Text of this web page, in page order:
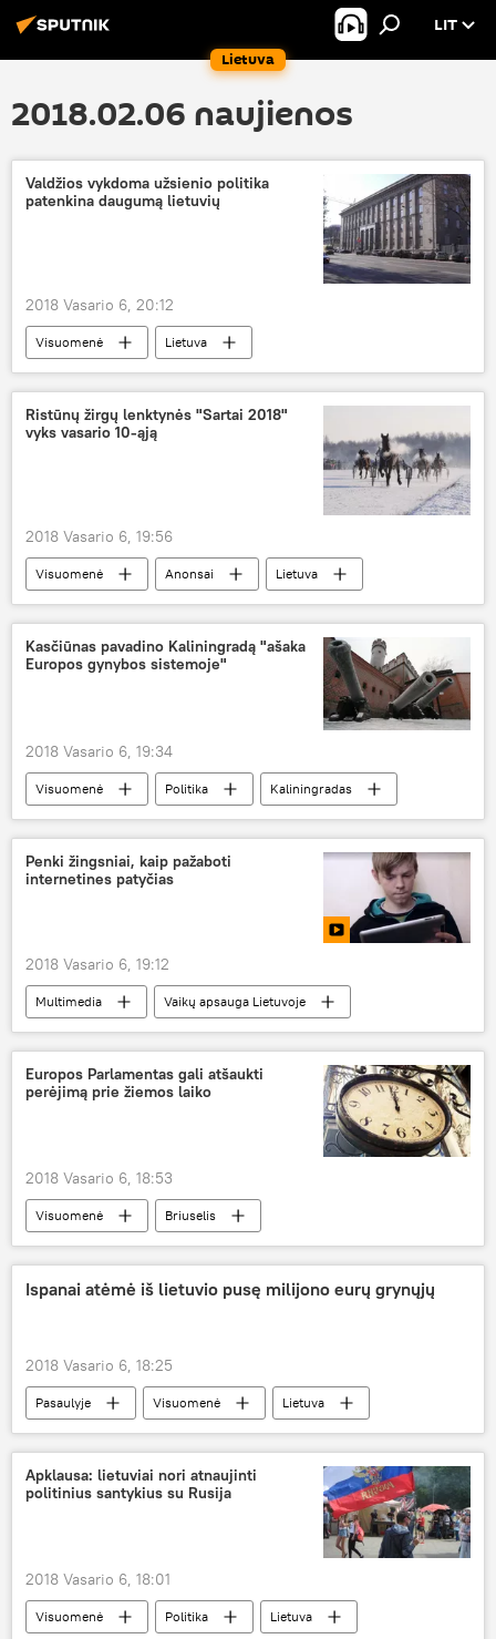
Lietuva
LIT
2018.02.06 naujienos
Valdžios vykdoma užsienio politika
patenkina daugumą lietuvių
2018 Vasario 6, 20:12
Visuomenė
Lietuva
Užsienio reikalų ministerija
užsienio politika
tarptautiniai santykiai
Ristūnų žirgų lenktynės "Sartai 2018"
vyks vasario 10-ąją
2018 Vasario 6, 19:56
Visuomenė Anonsai
Lietuva
Sartai 2018
ristūnų žirgų lenktynės
Kasčiūnas pavadino Kaliningradą "ašaka
Europos gynybos sistemoje"
2018 Vasario 6, 19:34
Visuomenė Politika
Kaliningradas
Laurynas Kasčiūnas
Iskander
Penki žingsniai, kaip pažaboti
internetines patyčias
2018 Vasario 6, 19:12
Multimedia
Vaikų apsauga Lietuvoje
Lietuva
Vaikų linija
vaikai
patyčios
internetinės patyčios
Europos Parlamentas gali atšaukti
perėjimą prie žiemos laiko
2018 Vasario 6, 18:53
Visuomenė
Briuselis
Europos Parlamentas
žiemos laikas
Ispanai atėmė iš lietuvio pusę milijono eurų grynųjų
2018 Vasario 6, 18:25
Pasaulyje Visuomenė
Lietuva
Ispanija
grynieji pinigai lietuvis
Apklausa: lietuviai nori atnaujinti
politinius santykius su Rusija
2018 Vasario 6, 18:01
Visuomenė Politika
Lietuva